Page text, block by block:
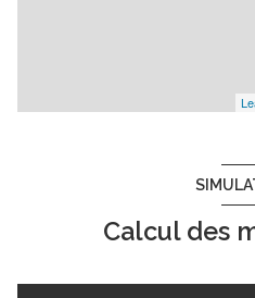
Calcul des